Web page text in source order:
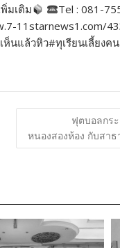
มเติม Tel : 081-
11starnews1.com/
นแล้วหิว#ทุเรียนเลี้ยง
ฟุตบอลกร
หนองสองห้อง กับสา